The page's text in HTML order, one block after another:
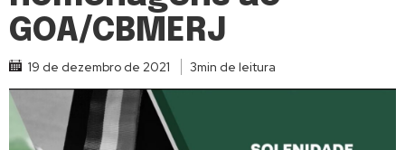
GOA/CBMERJ
19 de dezembro de 2021 3min de leitura